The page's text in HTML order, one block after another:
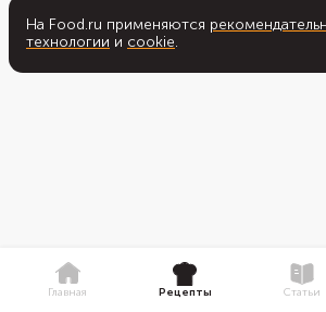
На Food.ru применяются
технологии и cookie.
Главная Рецепты Статьи